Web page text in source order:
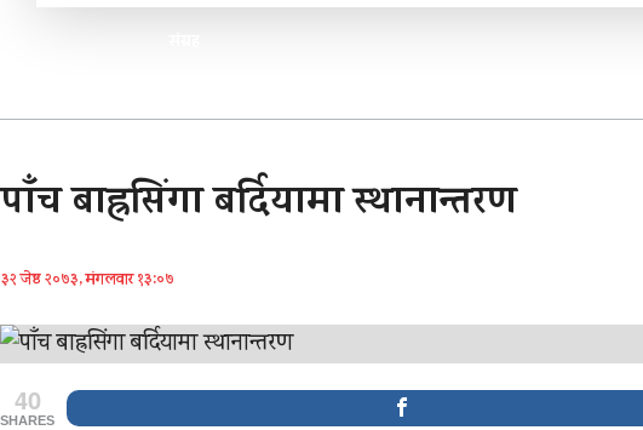
पाँच बाह्रसिंगा बर्दियामा स्थानान्तरण
३२ जेष्ठ २०७३, मंगलवार १३:०७
40
SHARES